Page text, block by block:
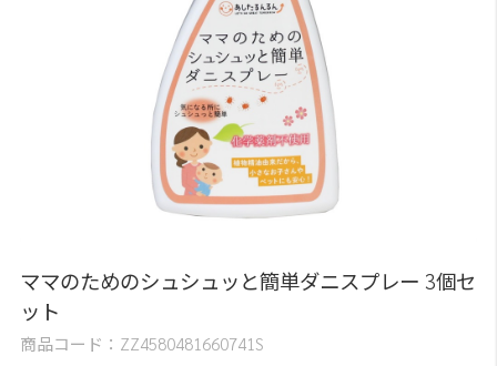
ママのためのシュシュッと簡単ダニスプレー 3個セ
ット
商品コード： ZZ4580481660741S